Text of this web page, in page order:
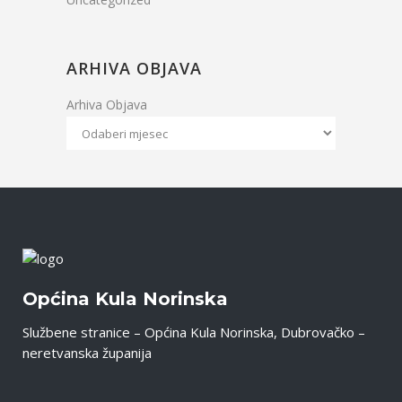
ARHIVA OBJAVA
Arhiva Objava
Općina Kula Norinska
Službene stranice – Općina Kula Norinska, Dubrovačko –
neretvanska županija